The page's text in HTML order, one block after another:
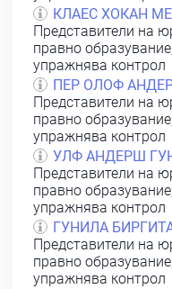
КЛАЕС ХОКАН
Представители на
правно
упражнява контрол
ПЕР ОЛОФ
Представители на
правно
упражнява контрол
УЛФ АНДЕРШ
Представители на
правно
упражнява контрол
ГУНИЛА
Представители на
правно
упражнява контрол